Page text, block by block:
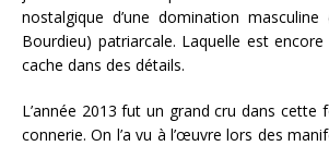
nostalgique d’une domination
Bourdieu) patriarcale. Laquelle est
cache dans des détails.
L’année 2013 fut un grand cru dans cette
connerie. On l’a vu à l’œuvre lors des